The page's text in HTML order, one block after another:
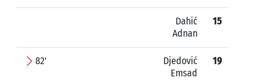
Dahić
Adnan
15
82'
Djedović
Emsad
19